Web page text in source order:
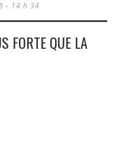
- 14 h 34
FORTE QUE LA